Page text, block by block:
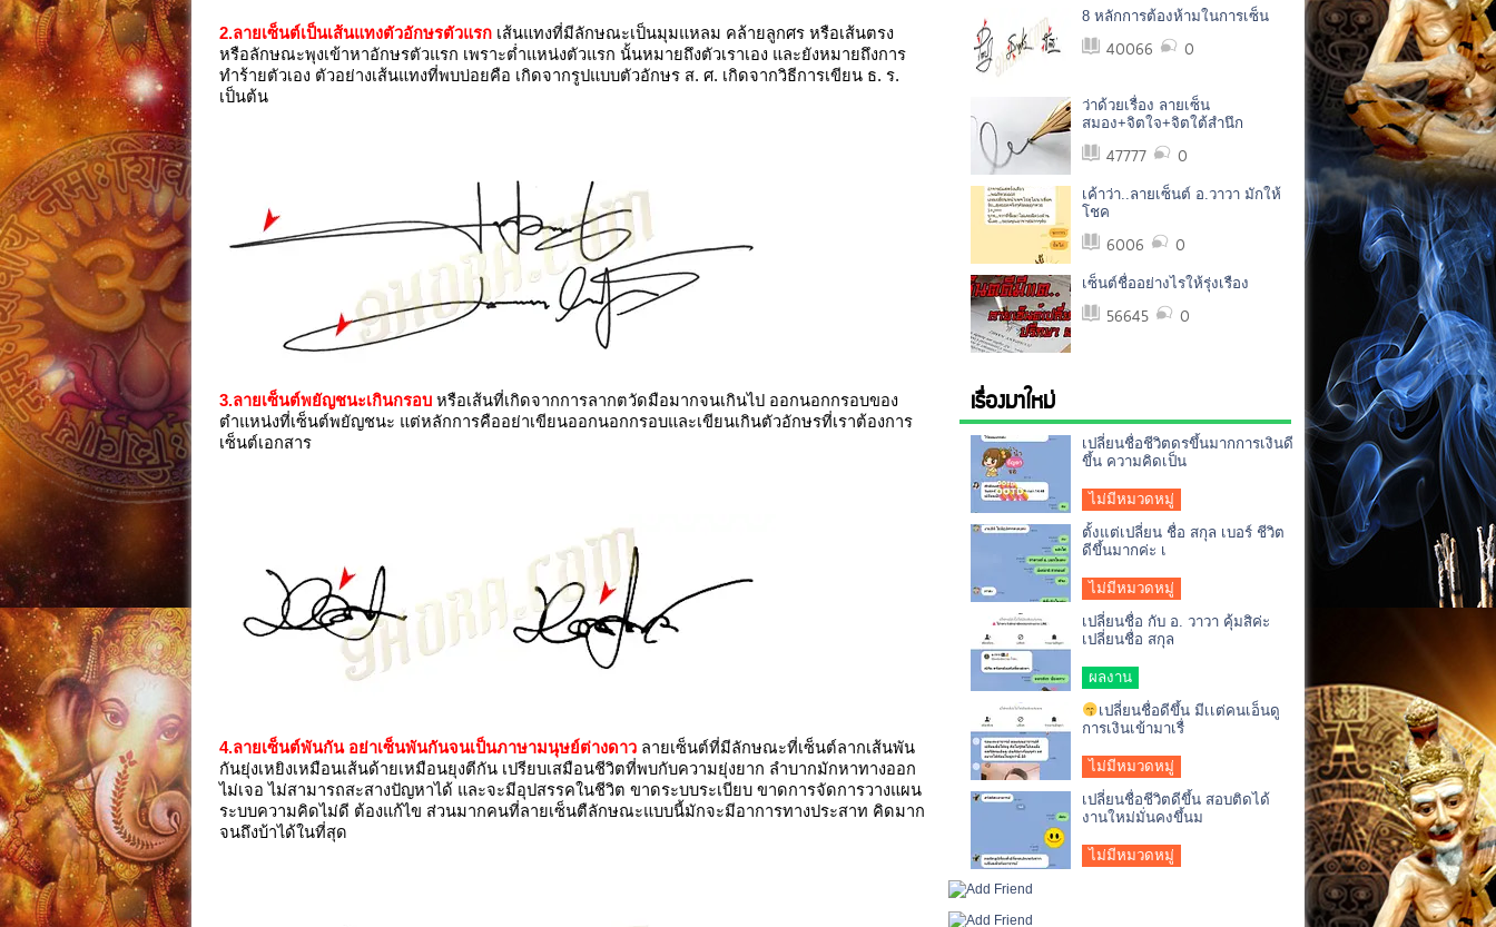
2.ลายเซ็นต์เป็นเส้นแทงตัวอักษรตัวแรก เส้นแทงที่มีลักษณะเป็นมุมแหลม คล้ายลูกศร หรือเส้นตรง
หรือลักษณะพุงเข้าหาอักษรตัวแรก เพราะต่ำแหน่งตัวแรก นั้นหมายถึงตัวเราเอง และยังหมายถึงการ
ทำร้ายตัวเอง ตัวอย่างเส้นแทงที่พบบ่อยคือ เกิดจากรูปแบบตัวอักษร ส. ศ. เกิดจากวิธีการเขียน ธ. ร.
เป็นต้น
3.ลายเซ็นต์พยัญชนะเกินกรอบ หรือเส้นที่เกิดจากการลากตวัดมือมากจนเกินไป ออกนอกกรอบของ
ตำแหน่งที่เซ็นต์พยัญชนะ แต่หลักการคืออย่าเขียนออกนอกกรอบและเขียนเกินตัวอักษรที่เราต้องการ
เซ็นต์เอกสาร
4.ลายเซ็นต์พันกัน อย่าเซ็นพันกันจนเป็นภาษามนุษย์ต่างดาว ลายเซ็นต์ที่มีลักษณะที่เซ็นต์ลากเส้นพัน
กันยุ่งเหยิงเหมือนเส้นด้ายเหมือนยุงตีกัน เปรียบเสมือนชีวิตที่พบกับความยุ่งยาก ลำบากมักหาทางออก
ไม่เจอ ไม่สามารถสะสางปัญหาได้ และจะมีอุปสรรคในชีวิต ขาดระบบระเบียบ ขาดการจัดการวางแผน
ระบบความคิดไม่ดี ต้องแก้ไข ส่วนมากคนที่ลายเซ็นตืลักษณะแบบนี้มักจะมีอาการทางประสาท คิดมาก
จนถึงบ้าได้ในที่สุด
8 หลักการต้องห้ามในการเซ็น
40066 0
ว่าด้วยเรื่อง ลายเซ็น
สมอง+จิตใจ+จิตใต้สำนึก
47777 0
เค้าว่า..ลายเซ็นต์ อ.วาวา มักให้
โชค
6006 0
เซ็นต์ชื่ออย่างไรให้รุ่งเรือง
56645 0
เรื่องมาใหม่
เปลี่ยนชื่อชีวิตดรขึ้นมากการเงินดี
ขึ้น ความคิดเป็น
ไม่มีหมวดหมู่
ตั้งแต่เปลี่ยน ชื่อ สกุล เบอร์ ชีวิต
ดีขึ้นมากค่ะ เ
ไม่มีหมวดหมู่
เปลี่ยนชื่อ กับ อ. วาวา คุ้มสิค่ะ
เปลี่ยนชื่อ สกุล
ผลงาน
เปลี่ยนชื่อดีขึ้น มีเเต่คนเอ็นดู
การเงินเข้ามาเรื่
ไม่มีหมวดหมู่
เปลี่ยนชื่อชีวิตดีขึ้น สอบติดได้
งานใหม่มั่นคงขึ้นม
ไม่มีหมวดหมู่